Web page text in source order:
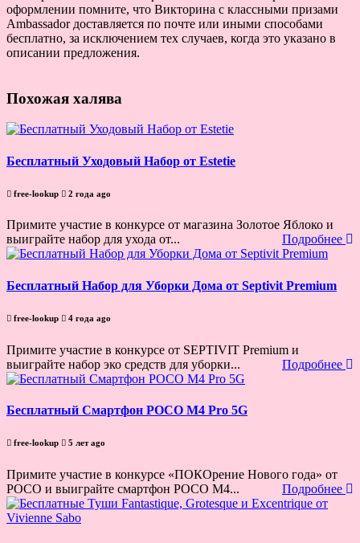
оформлении помните, что Викторина с классными призами
Ambassador доставляется по почте или иными способами
бесплатно, за исключением тех случаев, когда это указано в
описании предложения.
Похожая халява
Бесплатный Уходовый Набор от Estetie
free-lookup 2 года ago
Примите участие в конкурсе от магазина Золотое Яблоко и
выиграйте набор для ухода от...
Подробнее
Бесплатный Набор для Уборки Дома от Septivit Premium
free-lookup 4 года ago
Примите участие в конкурсе от SEPTIVIT Premium и
выиграйте набор эко средств для уборки...
Подробнее
Бесплатный Смартфон POCO M4 Pro 5G
free-lookup 5 лет ago
Примите участие в конкурсе «ПОКОрение Нового года» от
POCO и выиграйте смартфон POCO M4...
Подробнее